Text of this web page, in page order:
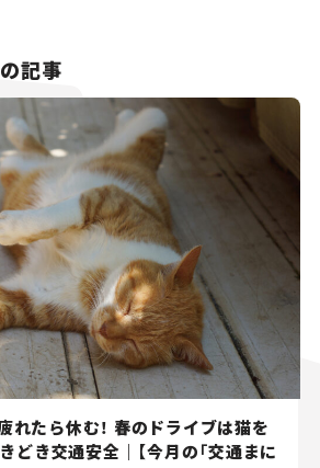
記事
れたら休む！ 春のドライブは猫を
どき交通安全｜【今月の「交通まに